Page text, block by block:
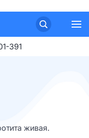
391
живая.